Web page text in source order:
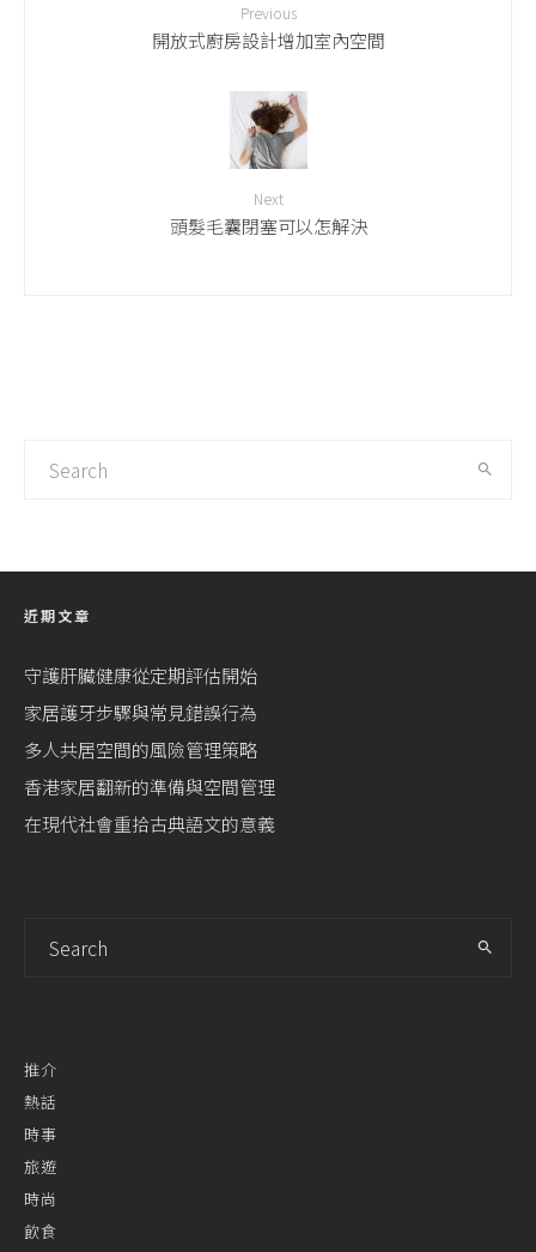
Previous
開放式廚房設計增加室內空間
Next
頭髮毛囊閉塞可以怎解決
近期文章
守護肝臟健康從定期評估開始
家居護牙步驟與常見錯誤行為
多人共居空間的風險管理策略
香港家居翻新的準備與空間管理
在現代社會重拾古典語文的意義
推介
熱話
時事
旅遊
時尚
飲食